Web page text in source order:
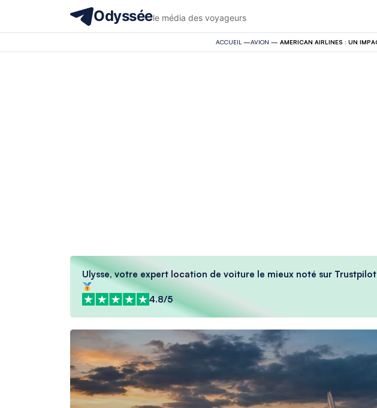
Odysséele média des voyageurs
ACCUEIL —AVION —
Ulysse, votre expert location de voiture le mieux noté sur Trustpilot
4.8/5